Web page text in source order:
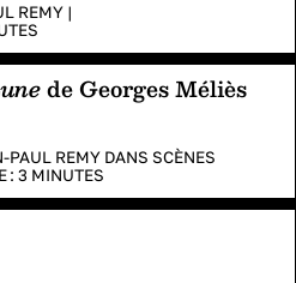
REMY |
de Georges Méliès
PAUL REMY DANS SCÈNES
: 3 MINUTES